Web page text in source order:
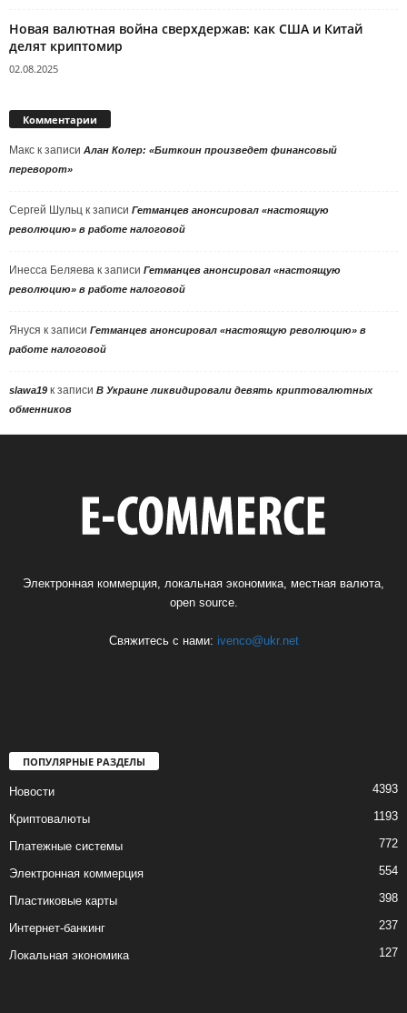
Новая валютная война сверхдержав: как США и Китай
делят криптомир
02.08.2025
Комментарии
Макс к записи Алан Колер: «Биткоин произведет финансовый
переворот»
Сергей Шульц к записи Гетманцев анонсировал «настоящую
революцию» в работе налоговой
Инесса Беляева к записи Гетманцев анонсировал «настоящую
революцию» в работе налоговой
Януся к записи Гетманцев анонсировал «настоящую революцию» в
работе налоговой
slawa19 к записи В Украине ликвидировали девять криптовалютных
обменников
Электронная коммерция, локальная экономика, местная валюта,
open source.
Свяжитесь с нами: ivenco@ukr.net
ПОПУЛЯРНЫЕ РАЗДЕЛЫ
Новости 4393
Криптовалюты 1193
Платежные системы 772
Электронная коммерция 554
Пластиковые карты 398
Интернет-банкинг 237
Локальная экономика 127